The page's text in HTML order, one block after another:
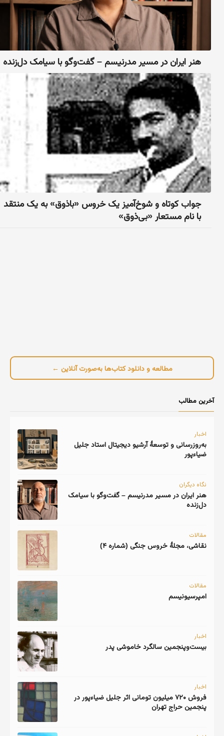
هنر ایران در مسیر مدرنیسم – گفت‌وگو با سیامک دل‌زنده
جواب کوتاه و شوخ‌آمیز یک خروس «باذوق» به یک منتقد
با نام مستعار «بی‌ذوق»
مطالعه و دانلود کتاب‌ها به‌صورت آنلاین ←
آخرین مطالب
اخبار
به‌روزرسانی و توسعهٔ آرشیو دیجیتال استاد جلیل
ضیاءپور
نگاه دیگران
هنر ایران در مسیر مدرنیسم – گفت‌وگو با سیامک
دل‌زنده
مقالات
نقاشی، مجلهٔ خروس جنگی (شماره ۴)
مقالات
امپرسیونیسم
اخبار
اخبار
فروش ۷۲۰ میلیون تومانی اثر جلیل ضیاءپور در
پنجمین حراج تهران